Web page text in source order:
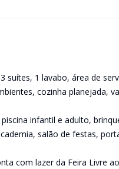
1 lavabo, área de
cozinha planejada,
infantil e adulto,
salão de festas,
com lazer da Feira Livre